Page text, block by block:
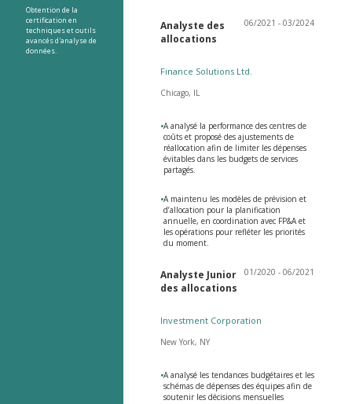
Obtention de la
certification en
techniques et outils
avancés d'analyse de
données.
Analyste des
allocations
06/2021 - 03/2024
Finance Solutions Ltd.
Chicago, IL
•A analysé la performance des centres de
coûts et proposé des ajustements de
réallocation afin de limiter les dépenses
évitables dans les budgets de services
partagés.
•A maintenu les modèles de prévision et
d’allocation pour la planification
annuelle, en coordination avec FP&A et
les opérations pour refléter les priorités
du moment.
Analyste Junior
des allocations
01/2020 - 06/2021
Investment Corporation
New York, NY
•A analysé les tendances budgétaires et les
schémas de dépenses des équipes afin de
soutenir les décisions mensuelles